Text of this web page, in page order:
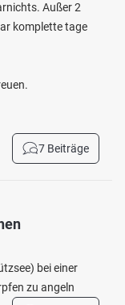
Außer 2
komplette tage
7 Beiträge
bei einer
zu angeln